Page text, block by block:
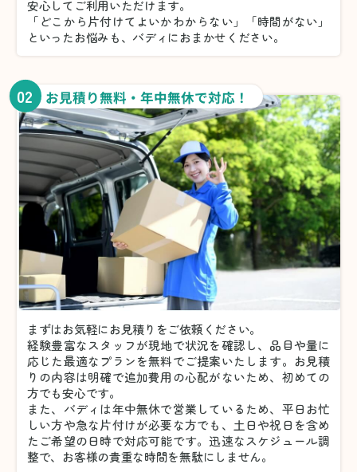
安心してご利用いただけます。
「どこから片付けてよいかわからない」「時間がない」
といったお悩みも、バディにおまかせください。
02 お見積り無料・年中無休で対応！
まずはお気軽にお見積りをご依頼ください。
経験豊富なスタッフが現地で状況を確認し、品目や量に
応じた最適なプランを無料でご提案いたします。お見積
りの内容は明確で追加費用の心配がないため、初めての
方でも安心です。
また、バディは年中無休で営業しているため、平日お忙
しい方や急な片付けが必要な方でも、土日や祝日を含め
たご希望の日時で対応可能です。迅速なスケジュール調
整で、お客様の貴重な時間を無駄にしません。